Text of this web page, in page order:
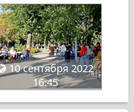
10 сентября 2022
16:45